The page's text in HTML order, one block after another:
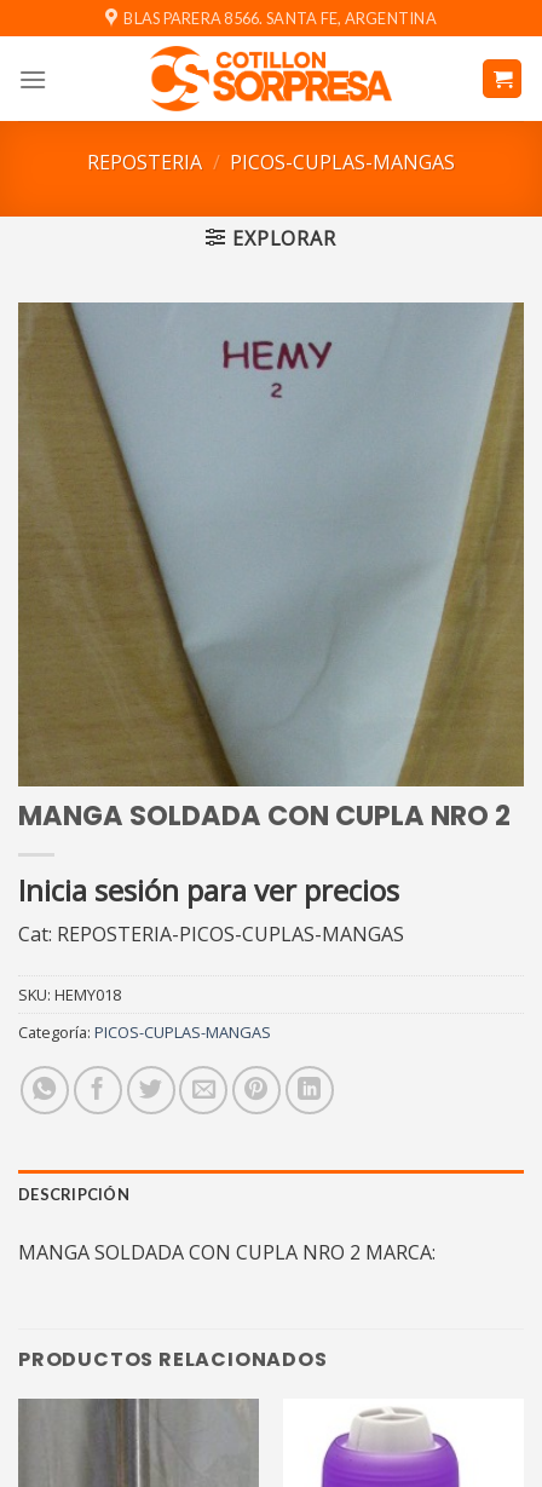
al
contenido
BLAS PARERA 8566. SANTA FE, ARGENTINA
REPOSTERIA / PICOS-CUPLAS-MANGAS
EXPLORAR
MANGA SOLDADA CON CUPLA NRO 2
Inicia sesión para ver precios
Cat: REPOSTERIA-PICOS-CUPLAS-MANGAS
SKU: HEMY018
Categoría: PICOS-CUPLAS-MANGAS
DESCRIPCIÓN
MANGA SOLDADA CON CUPLA NRO 2 MARCA:
PRODUCTOS RELACIONADOS